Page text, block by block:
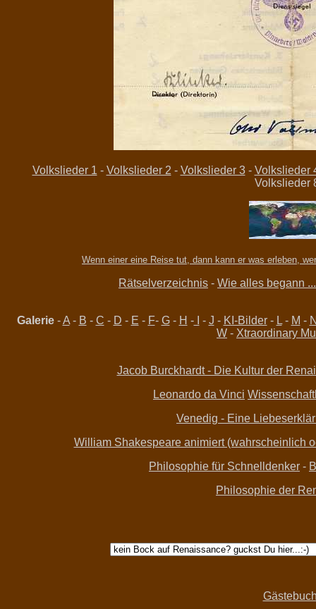
Volkslieder 1 - Volkslieder 2 - Volkslieder 3- Volkslieder
Volkslieder
Wenn einer eine Reise tut, dann kann er was erleben,
Rätselverzeichnis - Wie alles begann ...
Galerie-A- B - C - D - E - F- G- H -I - J - KI-Bilder- L- M -
W - Xtraordinary
Jacob Burckhardt - Die Kultur der
Leonardo da Vinci
Venedig - Eine
William Shakespeare animiert (wahrscheinlich
Philosophie für Schnelldenker -
Philosophie der